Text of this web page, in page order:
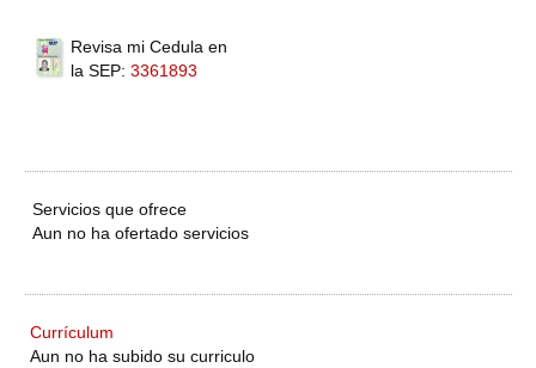
Revisa mi Cedula en
la SEP: 3361893
Servicios que ofrece
Aun no ha ofertado servicios
Currículum
Aun no ha subido su curriculo